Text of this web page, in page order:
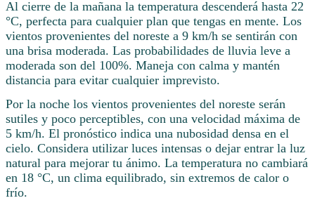
Al cierre de la mañana la temperatura descenderá hasta 22
°C, perfecta para cualquier plan que tengas en mente. Los
vientos provenientes del noreste a 9 km/h se sentirán con
una brisa moderada. Las probabilidades de lluvia leve a
moderada son del 100%. Maneja con calma y mantén
distancia para evitar cualquier imprevisto.
Por la noche los vientos provenientes del noreste serán
sutiles y poco perceptibles, con una velocidad máxima de
5 km/h. El pronóstico indica una nubosidad densa en el
cielo. Considera utilizar luces intensas o dejar entrar la luz
natural para mejorar tu ánimo. La temperatura no cambiará
en 18 °C, un clima equilibrado, sin extremos de calor o
frío.